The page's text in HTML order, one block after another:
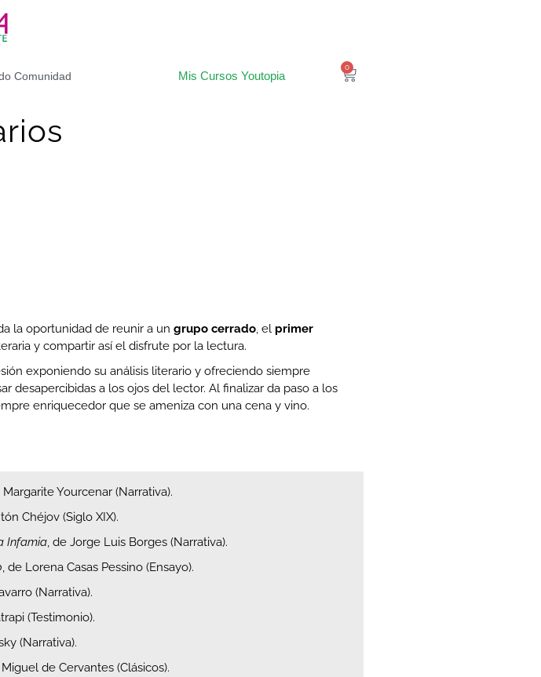
Comunidad Mis Cursos Youtopia
0
la oportunidad de reunir a ungrupo cerrado, elprimer
y compartir así el disfrute por la lectura.
exponiendo su análisis literario y ofreciendo siempre
desapercibidas a los ojos del lector. Al finalizar da paso a los
enriquecedor que se ameniza con una cena y vino.
Margarite Yourcenar (Narrativa).
Chéjov (Siglo XIX).
Infamia, de Jorge Luis Borges (Narrativa).
, de Lorena Casas Pessino (Ensayo).
(Narrativa).
(Testimonio).
(Narrativa).
de Cervantes (Clásicos).